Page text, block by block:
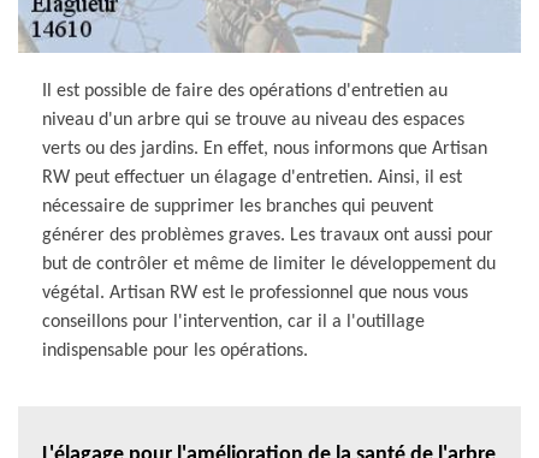
Il est possible de faire des opérations d'entretien au
niveau d'un arbre qui se trouve au niveau des espaces
verts ou des jardins. En effet, nous informons que Artisan
RW peut effectuer un élagage d'entretien. Ainsi, il est
nécessaire de supprimer les branches qui peuvent
générer des problèmes graves. Les travaux ont aussi pour
but de contrôler et même de limiter le développement du
végétal. Artisan RW est le professionnel que nous vous
conseillons pour l'intervention, car il a l'outillage
indispensable pour les opérations.